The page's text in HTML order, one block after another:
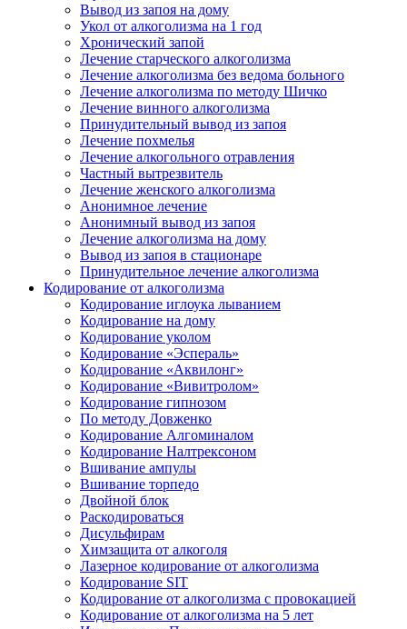
Вывод из запоя на дому
Укол от алкоголизма на 1 год
Хронический запой
Лечение старческого алкоголизма
Лечение алкоголизма без ведома больного
Лечение алкоголизма по методу Шичко
Лечение винного алкоголизма
Принудительный вывод из запоя
Лечение похмелья
Лечение алкогольного отравления
Частный вытрезвитель
Лечение женского алкоголизма
Анонимное лечение
Анонимный вывод из запоя
Лечение алкоголизма на дому
Вывод из запоя в стационаре
Принудительное лечение алкоголизма
Кодирование от алкоголизма
Кодирование иглоука лыванием
Кодирование на дому
Кодирование уколом
Кодирование «Эспераль»
Кодирование «Аквилонг»
Кодирование «Вивитролом»
Кодирование гипнозом
По методу Довженко
Кодирование Алгоминалом
Кодирование Налтрексоном
Вшивание ампулы
Вшивание торпедо
Двойной блок
Раскодироваться
Дисульфирам
Химзащита от алкоголя
Лазерное кодирование от алкоголизма
Кодирование SIT
Кодирование от алкоголизма с провокацией
Кодирование от алкоголизма на 5 лет